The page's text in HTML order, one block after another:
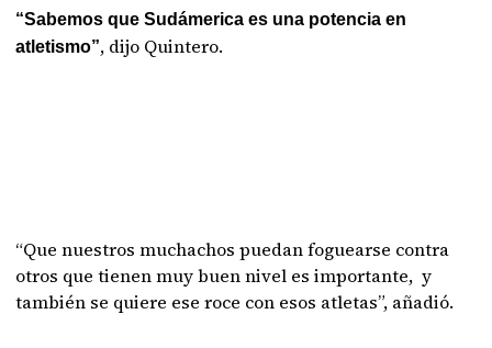
“Sabemos que Sudámerica es una potencia en
atletismo”, dijo Quintero.
“Que nuestros muchachos puedan foguearse contra
otros que tienen muy buen nivel es importante, y
también se quiere ese roce con esos atletas”, añadió.